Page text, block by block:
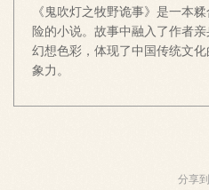
《鬼吹灯之牧野诡事》是一本
险的小说。故事中融入了作者
幻想色彩，体现了中国传统文
象力。
分享到